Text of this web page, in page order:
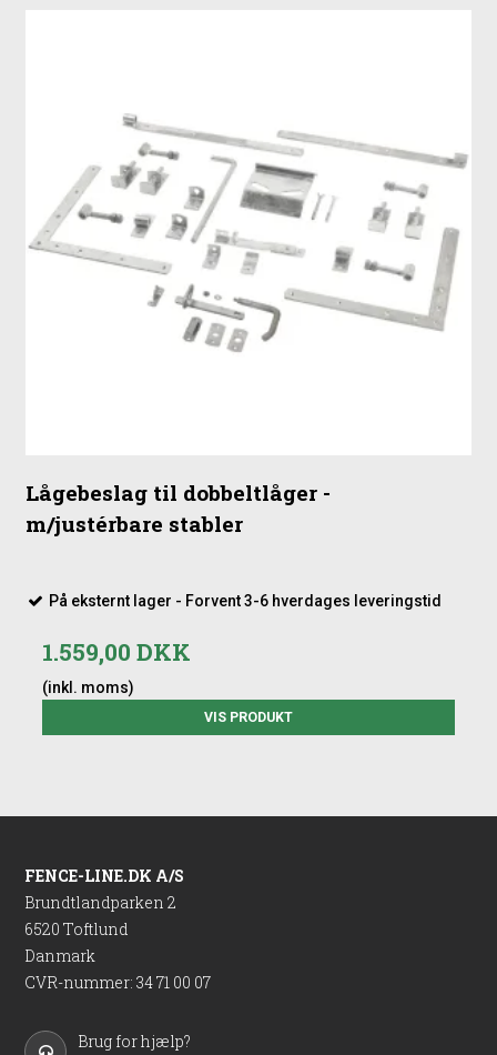
Lågebeslag til dobbeltlåger -
m/justérbare stabler
På eksternt lager - Forvent 3-6 hverdages leveringstid
1.559,00 DKK
(inkl. moms)
VIS PRODUKT
FENCE-LINE.DK A/S
Brundtlandparken 2
6520 Toftlund
Danmark
CVR-nummer: 34 71 00 07
Brug for hjælp?